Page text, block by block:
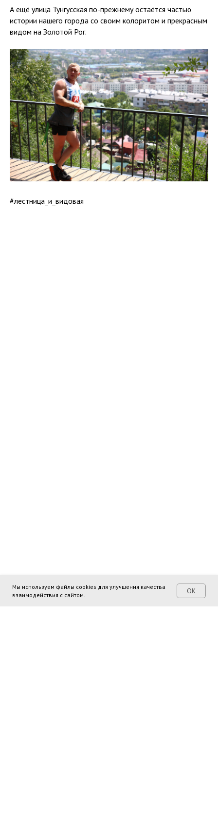
А ещё улица Тунгусская по-прежнему остаётся частью
истории нашего города со своим колоритом и прекрасным
видом на Золотой Рог.
#лестница_и_видовая
Мы используем файлы cookies для улучшения качества
взаимодействия с сайтом.
ОК